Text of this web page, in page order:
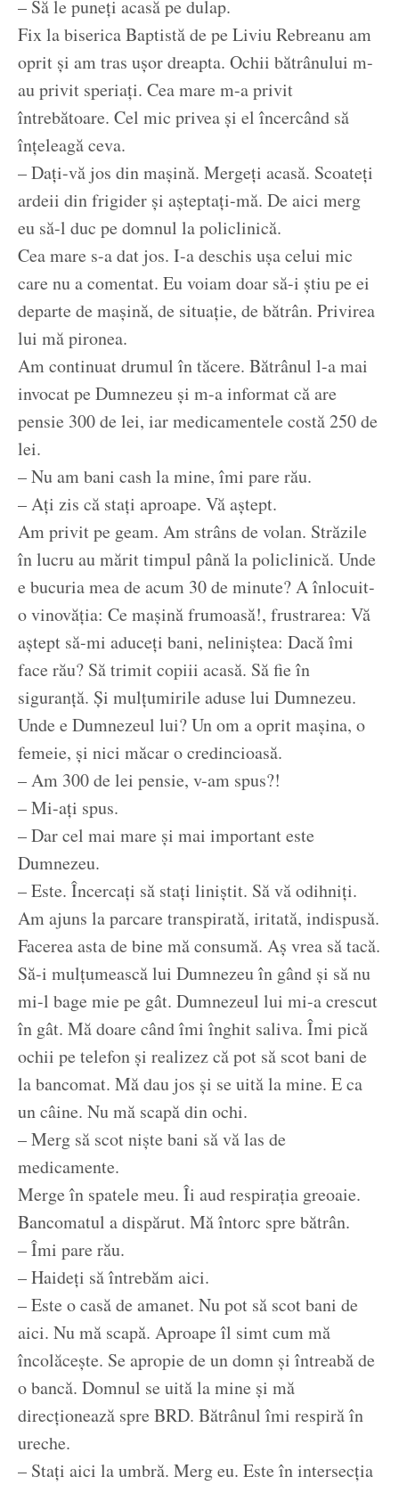
– Să le puneți acasă pe dulap.
Fix la biserica Baptistă de pe Liviu Rebreanu am
oprit și am tras ușor dreapta. Ochii bătrânului m-
au privit speriați. Cea mare m-a privit
întrebătoare. Cel mic privea și el încercând să
înțeleagă ceva.
– Dați-vă jos din mașină. Mergeți acasă. Scoateți
ardeii din frigider și așteptați-mă. De aici merg
eu să-l duc pe domnul la policlinică.
Cea mare s-a dat jos. I-a deschis ușa celui mic
care nu a comentat. Eu voiam doar să-i știu pe ei
departe de mașină, de situație, de bătrân. Privirea
lui mă pironea.
Am continuat drumul în tăcere. Bătrânul l-a mai
invocat pe Dumnezeu și m-a informat că are
pensie 300 de lei, iar medicamentele costă 250 de
lei.
– Nu am bani cash la mine, îmi pare rău.
– Ați zis că stați aproape. Vă aștept.
Am privit pe geam. Am strâns de volan. Străzile
în lucru au mărit timpul până la policlinică. Unde
e bucuria mea de acum 30 de minute? A înlocuit-
o vinovăția: Ce mașină frumoasă!, frustrarea: Vă
aștept să-mi aduceți bani, neliniștea: Dacă îmi
face rău? Să trimit copiii acasă. Să fie în
siguranță. Și mulțumirile aduse lui Dumnezeu.
Unde e Dumnezeul lui? Un om a oprit mașina, o
femeie, și nici măcar o credincioasă.
– Am 300 de lei pensie, v-am spus?!
– Mi-ați spus.
– Dar cel mai mare și mai important este
Dumnezeu.
– Este. Încercați să stați liniștit. Să vă odihniți.
Am ajuns la parcare transpirată, iritată, indispusă.
Facerea asta de bine mă consumă. Aș vrea să tacă.
Să-i mulțumească lui Dumnezeu în gând și să nu
mi-l bage mie pe gât. Dumnezeul lui mi-a crescut
în gât. Mă doare când îmi înghit saliva. Îmi pică
ochii pe telefon și realizez că pot să scot bani de
la bancomat. Mă dau jos și se uită la mine. E ca
un câine. Nu mă scapă din ochi.
– Merg să scot niște bani să vă las de
medicamente.
Merge în spatele meu. Îi aud respirația greoaie.
Bancomatul a dispărut. Mă întorc spre bătrân.
– Îmi pare rău.
– Haideți să întrebăm aici.
– Este o casă de amanet. Nu pot să scot bani de
aici. Nu mă scapă. Aproape îl simt cum mă
încolăcește. Se apropie de un domn și întreabă de
o bancă. Domnul se uită la mine și mă
direcționează spre BRD. Bătrânul îmi respiră în
ureche.
– Stați aici la umbră. Merg eu. Este în intersecția